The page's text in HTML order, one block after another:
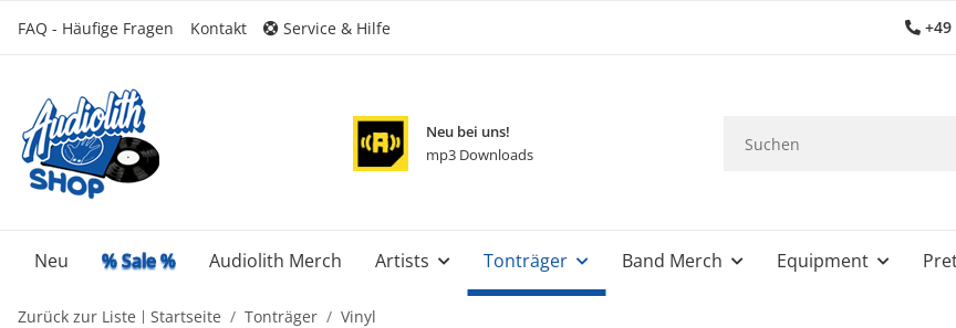
FAQ - Häufige Fragen Kontakt Service & Hilfe +49
Neu bei uns!
mp3 Downloads
Neu % Sale % Audiolith Merch Artists Tonträger Band Merch Equipment
Zurück zur Liste Startseite Tonträger Vinyl